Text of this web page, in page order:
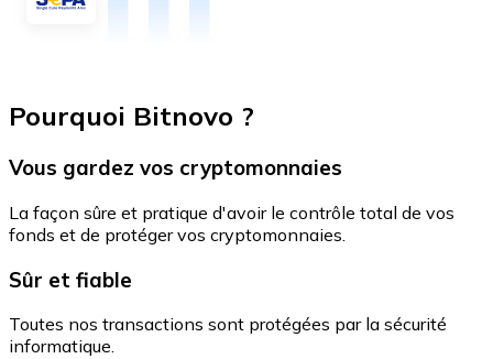
Pourquoi Bitnovo ?
Vous gardez vos cryptomonnaies
La façon sûre et pratique d'avoir le contrôle total de vos
fonds et de protéger vos cryptomonnaies.
Sûr et fiable
Toutes nos transactions sont protégées par la sécurité
informatique.